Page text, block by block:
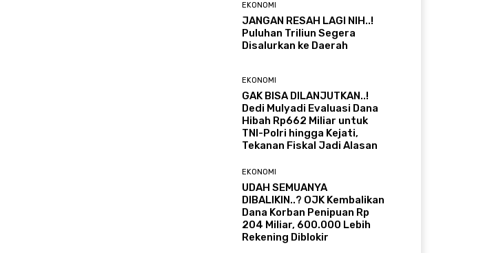
EKONOMI
JANGAN RESAH LAGI NIH..!
Puluhan Triliun Segera
Disalurkan ke Daerah
EKONOMI
GAK BISA DILANJUTKAN..!
Dedi Mulyadi Evaluasi Dana
Hibah Rp662 Miliar untuk
TNI-Polri hingga Kejati,
Tekanan Fiskal Jadi Alasan
EKONOMI
UDAH SEMUANYA
DIBALIKIN..? OJK Kembalikan
Dana Korban Penipuan Rp
204 Miliar, 600.000 Lebih
Rekening Diblokir